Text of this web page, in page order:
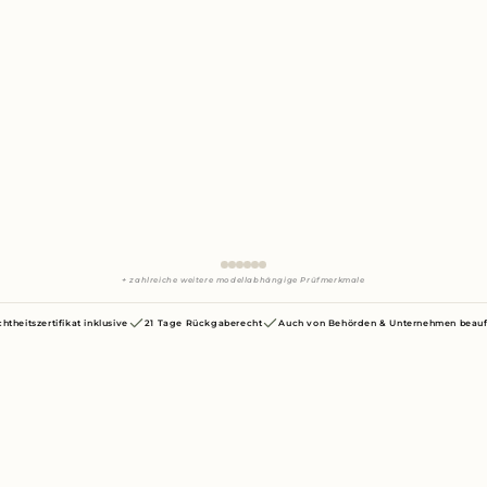
+ zahlreiche weitere modellabhängige Prüfmerkmale
inklusive 21 Tage Rückgaberecht Auch von Behörden & Unternehmen